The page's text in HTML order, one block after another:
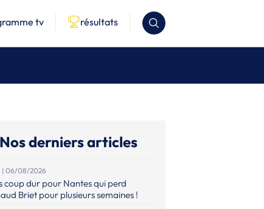
tv résultats
Nos derniers articles
| 06/08/2026
coup dur pour Nantes qui perd
Briet pour plusieurs semaines !